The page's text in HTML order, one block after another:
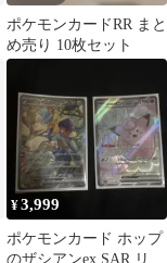
ポケモンカードRR まと
め売り 10枚セット
¥3,999
ポケモンカード ホップ
のザシアンex SAR リー